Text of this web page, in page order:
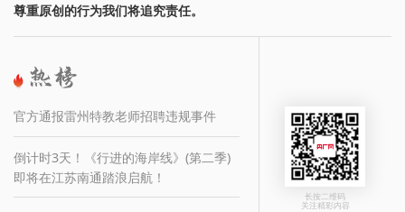
尊重原创的行为我们将追究责任。
官方通报雷州特教老师招聘违规事件
倒计时3天！《行进的海岸线》(第二季)
即将在江苏南通踏浪启航！
长按二维码
关注精彩内容